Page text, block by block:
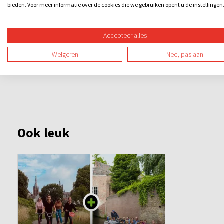
Ook leuk
bieden. Voor meer informatie over de cookies die we gebruiken opent u de instellingen.
Accepteer alles
Weigeren Nee, pas aan